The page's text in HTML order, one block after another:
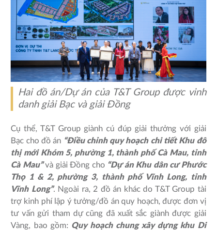
Hai đồ án/Dự án của T&T Group được vinh
danh giải Bạc và giải Đồng
Cụ thể, T&T Group giành cú đúp giải thưởng với giải
Bạc cho đồ án “Điều chỉnh quy hoạch chi tiết Khu đô
thị mới Khóm 5, phường 1, thành phố Cà Mau, tỉnh
Cà Mau”và giải Đồng cho “Dự án Khu dân cư Phước
Thọ 1 & 2, phường 3, thành phố Vĩnh Long, tỉnh
Vĩnh Long”. Ngoài ra, 2 đồ án khác do T&T Group tài
trợ kinh phí lập ý tưởng/đồ án quy hoạch, được đơn vị
tư vấn gửi tham dự cũng đã xuất sắc giành được giải
Vàng, bao gồm: Quy hoạch chung xây dựng khu Di